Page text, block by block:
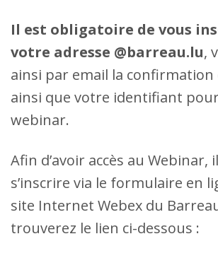
Il est obligatoire de vous
votre adresse @barreau.lu,
ainsi par email la confirmation
ainsi que votre identifiant
webinar.
Afin d’avoir accès au Webinar,
s’inscrire via le formulaire en
site Internet Webex du
trouverez le lien ci-dessous :